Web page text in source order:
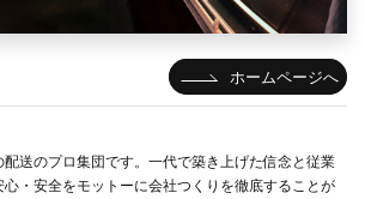
ホームページへ
送のプロ集団です。一代で築き上げた信念と従業
心・安全をモットーに会社つくりを徹底することが